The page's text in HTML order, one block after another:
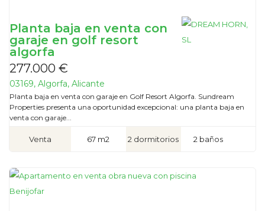
Planta baja en venta con
garaje en golf resort
algorfa
277.000 €
03169, Algorfa, Alicante
Planta baja en venta con garaje en Golf Resort Algorfa. Sundream
Properties presenta una oportunidad excepcional: una planta baja en
venta con garaje...
Venta 67 m2 2 dormitorios 2 baños